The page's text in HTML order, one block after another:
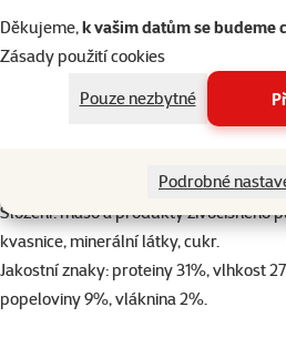
Děkujeme,k vašim datům se budeme
Zásady použití cookies
Pouze nezbytné
Podrobné
superzoo.product.detail.content
Šťavnaté tyčinky s masem z králíka a
dospělé kočky.
nakrájenou na kousky.
Složení: maso a produkty živočišného
kvasnice, minerální látky, cukr.
Jakostní znaky: proteiny 31%, vlhkost
popeloviny 9%, vláknina 2%.